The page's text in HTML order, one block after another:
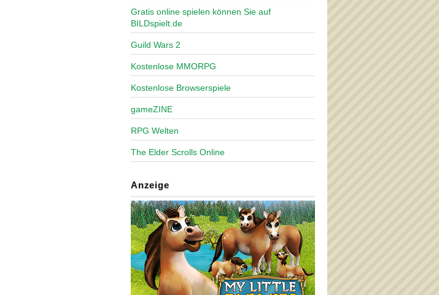
Gratis online spielen können Sie auf
BILDspielt.de
Guild Wars 2
Kostenlose MMORPG
Kostenlose Browserspiele
gameZINE
RPG Welten
The Elder Scrolls Online
Anzeige